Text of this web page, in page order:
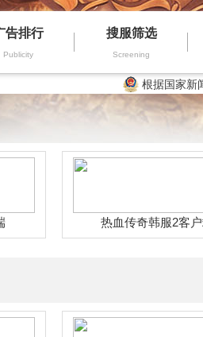
告排行
Publicity
搜服筛选
Screening
根据国家新
热血传奇韩服2客